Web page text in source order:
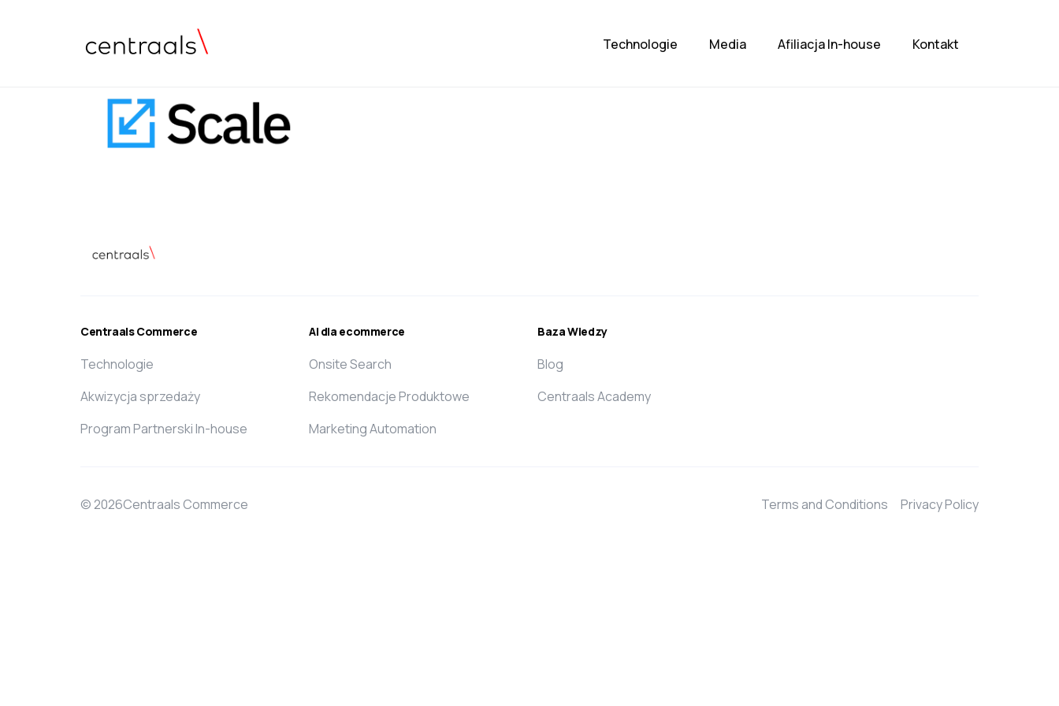
Technologie Media Afiliacja In-house Kontakt
Centraals Commerce
Technologie
Akwizycja sprzedaży
Program Partnerski In-house
AI dla ecommerce
Onsite Search
Rekomendacje Produktowe
Marketing Automation
Baza Wiedzy
Blog
Centraals Academy
© 2026Centraals Commerce Terms and Conditions Privacy Policy